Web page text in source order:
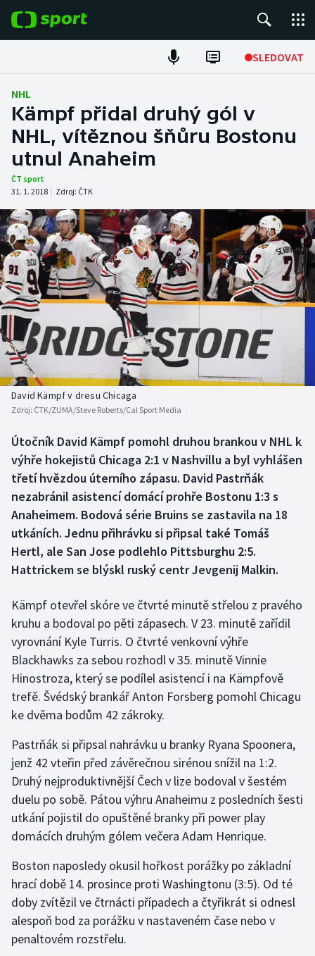
SLEDOVAT
Fotbal
Hokej
Tenis
Atletika
Cyklistika
DALŠÍ SPORTY
Americký fotbal
Baseball a softbal
Basketbal
Biatlon
Box
Curling
Dostihy
Florbal
Golf
Gymnastika
Házená
Judo
Krasobruslení
Lezení
Lyže a snowboard
Moderní pětiboj
Motorsport
NEPŘEHLÉDNĚTE
Soutěže
Historické návraty
Aplikace ČT sport
NHL
Kämpf přidal druhý gól v
NHL, vítěznou šňůru Bostonu
utnul Anaheim
ČT sport
31. 1. 2018 | Zdroj: ČTK
David Kämpf v dresu Chicaga
Zdroj: ČTK/ZUMA/Steve Roberts/Cal Sport Media
Útočník David Kämpf pomohl druhou brankou v NHL k
výhře hokejistů Chicaga 2:1 v Nashvillu a byl vyhlášen
třetí hvězdou úterního zápasu. David Pastrňák
nezabránil asistencí domácí prohře Bostonu 1:3 s
Anaheimem. Bodová série Bruins se zastavila na 18
utkáních. Jednu přihrávku si připsal také Tomáš
Hertl, ale San Jose podlehlo Pittsburghu 2:5.
Hattrickem se blýskl ruský centr Jevgenij Malkin.
Kämpf otevřel skóre ve čtvrté minutě střelou z pravého
kruhu a bodoval po pěti zápasech. V 23. minutě zařídil
vyrovnání Kyle Turris. O čtvrté venkovní výhře
Blackhawks za sebou rozhodl v 35. minutě Vinnie
Hinostroza, který se podílel asistencí i na Kämpfově
trefě. Švédský brankář Anton Forsberg pomohl Chicagu
ke dvěma bodům 42 zákroky.
Pastrňák si připsal nahrávku u branky Ryana Spoonera,
jenž 42 vteřin před závěrečnou sirénou snížil na 1:2.
Druhý nejproduktivnější Čech v lize bodoval v šestém
duelu po sobě. Pátou výhru Anaheimu z posledních šesti
utkání pojistil do opuštěné branky při power play
domácích druhým gólem večera Adam Henrique.
Boston naposledy okusil hořkost porážky po základní
hrací době 14. prosince proti Washingtonu (3:5). Od té
doby zvítězil ve čtrnácti případech a čtyřikrát si odnesl
alespoň bod za porážku v nastaveném čase nebo v
penaltovém rozstřelu.